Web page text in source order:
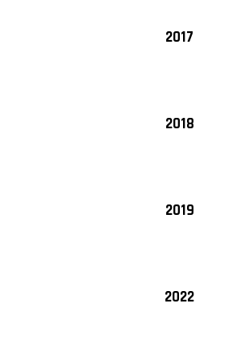
2017
2018
2019
2022